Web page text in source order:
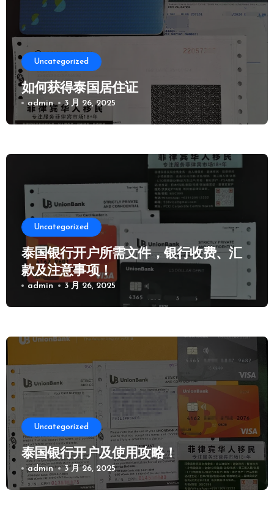
Uncategorized
如何获得泰国居住证
admin 3 月 26, 2025
Uncategorized
泰国银行开户所需文件，银行收费、汇
款及注意事项！
admin 3 月 26, 2025
Uncategorized
泰国银行开户及使用攻略！
admin 3 月 26, 2025